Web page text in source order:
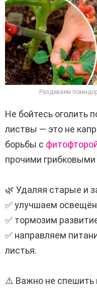
Раздеваем
Не бойтесь оголить
листвы — это не
борьбы с
прочими
🌿 Удаляя старые и
✅ улучшаем
✅ тормозим
✅ направляем
листья.
⚠️ Важно не спешить